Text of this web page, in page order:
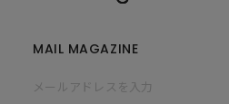
MAIL MAGAZINE